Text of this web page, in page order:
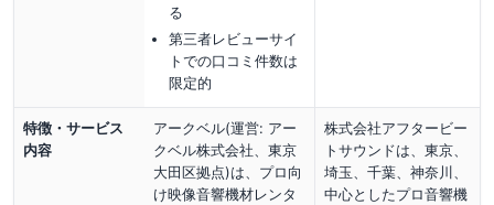
る
第三者レビューサイ
トでの口コミ件数は
限定的
特徴・サービス
内容
アークベル(運営: アー
クベル株式会社、東京
大田区拠点)は、プロ向
け映像音響機材レンタ
株式会社アフタービー
トサウンドは、東京、
埼玉、千葉、神奈川、
中心としたプロ音響機